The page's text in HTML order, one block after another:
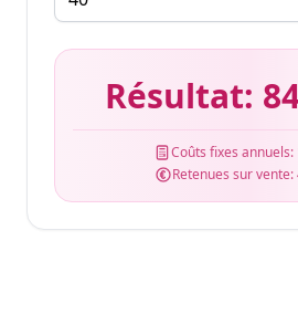
Résultat:
Coûts fixes annuels:
Retenues sur vente: